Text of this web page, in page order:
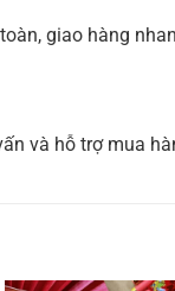
giao hàng
và hỗ trợ mua